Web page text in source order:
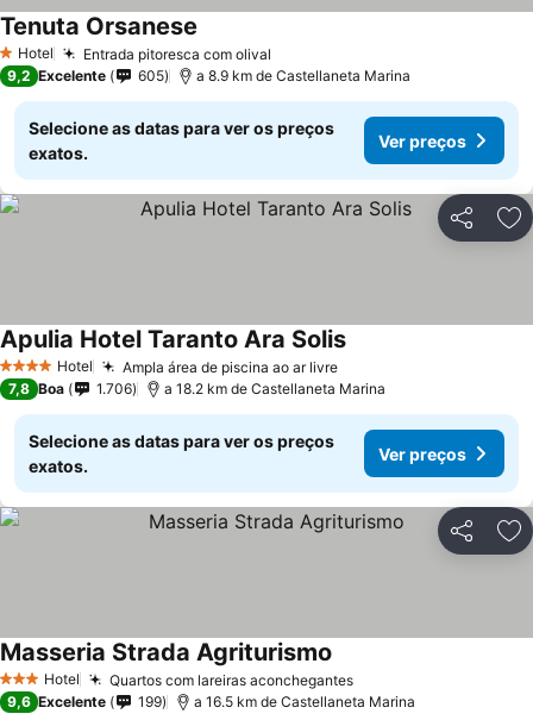
1 Estrelas
Hotel Entrada pitoresca com olival
Tenuta Orsanese
9,2 Excelente 605 a 8.9 km de Castellaneta Marina
Selecione as datas para ver os preços
exatos.
Ver preços
Partilhar
4 EstrelasHotel Ampla área de piscina ao ar livre
Apulia Hotel Taranto Ara Solis
7,8 Boa 1.706 a 18.2 km de Castellaneta Marina
Selecione as datas para ver os preços
exatos.
Ver preços
Partilhar
3 EstrelasHotel Quartos com lareiras aconchegantes
Masseria Strada Agriturismo
9,6 Excelente 199 a 16.5 km de Castellaneta Marina